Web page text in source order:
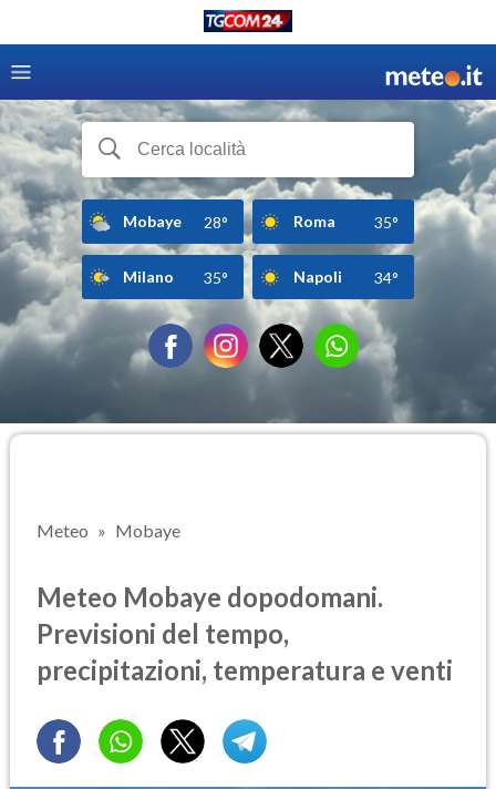
Mobaye 28° Roma 35°
Milano 35° Napoli 34°
Meteo Mobaye
Meteo Mobaye dopodomani.
Previsioni del tempo,
precipitazioni, temperatura e venti